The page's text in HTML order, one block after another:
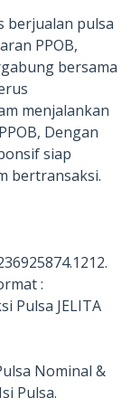
berjualan pulsa
PPOB,
bersama
menjalankan
Dengan
siap
bertransaksi.
:
Pulsa JELITA
Nominal &
Pulsa.